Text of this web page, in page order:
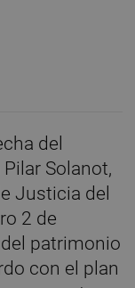
del
Solanot,
Justicia del
2 de
patrimonio
con el plan